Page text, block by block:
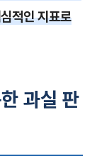
적인 지표로
과실 판